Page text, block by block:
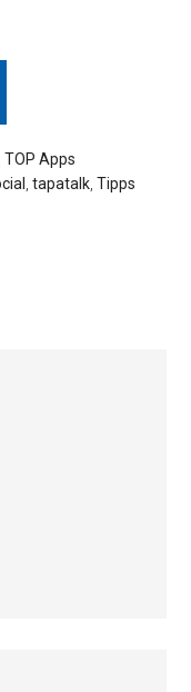
,TOP Apps
,tapatalk ,Tipps